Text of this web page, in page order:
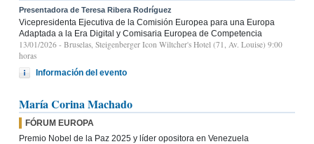
Presentadora de Teresa Ribera Rodríguez
Vicepresidenta Ejecutiva de la Comisión Europea para una Europa
Adaptada a la Era Digital y Comisaria Europea de Competencia
13/01/2026 - Bruselas, Steigenberger Icon Wiltcher's Hotel (71, Av. Louise) 9:00
horas
Información del evento
María Corina Machado
FÓRUM EUROPA
Premio Nobel de la Paz 2025 y líder opositora en Venezuela